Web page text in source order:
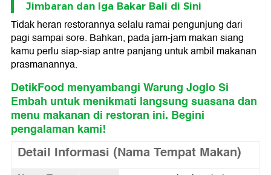
Jimbaran dan Iga Bakar Bali di Sini
Tidak heran restorannya selalu ramai pengunjung dari
pagi sampai sore. Bahkan, pada jam-jam makan siang
kamu perlu siap-siap antre panjang untuk ambil makanan
prasmanannya.
DetikFood menyambangi Warung Joglo Si
Embah untuk menikmati langsung suasana dan
menu makanan di restoran ini. Begini
pengalaman kami!
Detail Informasi (Nama Tempat Makan)